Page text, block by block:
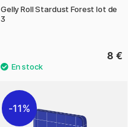
Gelly Roll Stardust Forest lot de
3
8 €
11%